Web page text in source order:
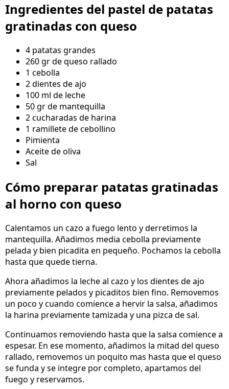
Ingredientes del pastel de patatas
gratinadas con queso
4 patatas grandes
260 gr de queso rallado
1 cebolla
2 dientes de ajo
100 ml de leche
50 gr de mantequilla
2 cucharadas de harina
1 ramillete de cebollino
Pimienta
Aceite de oliva
Sal
Cómo preparar patatas gratinadas
al horno con queso
Calentamos un cazo a fuego lento y derretimos la
mantequilla. Añadimos media cebolla previamente
pelada y bien picadita en pequeño. Pochamos la cebolla
hasta que quede tierna.
Ahora añadimos la leche al cazo y los dientes de ajo
previamente pelados y picaditos bien fino. Removemos
un poco y cuando comience a hervir la salsa, añadimos
la harina previamente tamizada y una pizca de sal.
Continuamos removiendo hasta que la salsa comience a
espesar. En ese momento, añadimos la mitad del queso
rallado, removemos un poquito mas hasta que el queso
se funda y se integre por completo, apartamos del
fuego y reservamos.